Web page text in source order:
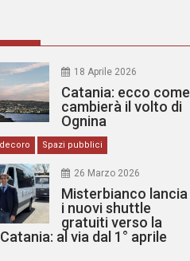
18 Aprile 2026
Catania: ecco come
cambierà il volto di
Ognina
Spazi pubblici
26 Marzo 2026
Misterbianco lancia
i nuovi shuttle
gratuiti verso la
al via dal 1° aprile